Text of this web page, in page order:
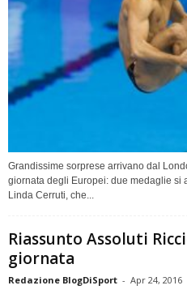
Grandissime sorprese arrivano dal
giornata degli Europei: due medaglie si
Linda Cerruti, che...
Riassunto Assoluti
giornata
Redazione BlogDiSport - Apr 24, 2016